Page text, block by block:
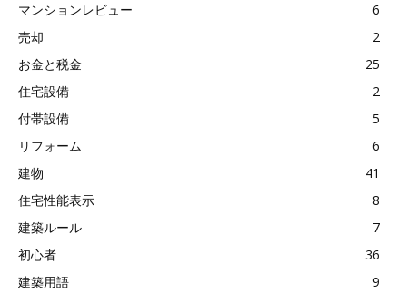
マンションレビュー
6
売却
2
お金と税金
25
住宅設備
2
付帯設備
5
リフォーム
6
建物
41
住宅性能表示
8
建築ルール
7
初心者
36
建築用語
9